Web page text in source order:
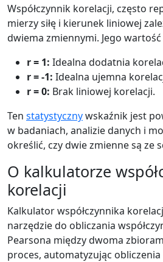
Współczynnik korelacji, często
mierzy siłę i kierunek liniowej
dwiema zmiennymi. Jego
r = 1: Idealna dodatnia
r = -1: Idealna ujemna
r = 0: Brak liniowej korelacji.
Ten statystycznywskaźnik jest
w badaniach, analizie danych i
określić, czy dwie zmienne są ze
O kalkulatorze
korelacji
Kalkulator współczynnika
narzędzie do obliczania
Pearsona między dwoma
proces, automatyzując